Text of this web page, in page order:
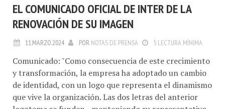
EL COMUNICADO OFICIAL DE INTER DE LA
RENOVACIÓN DE SU IMAGEN
11.MARZO.2024 POR NOTAS DE PRENSA 5 LECTURA MÍNIMA
Comunicado: "Como consecuencia de este crecimiento
y transformación, la empresa ha adoptado un cambio
de identidad, con un logo que representa el dinamismo
que vive la organización. Las dos letras del anterior